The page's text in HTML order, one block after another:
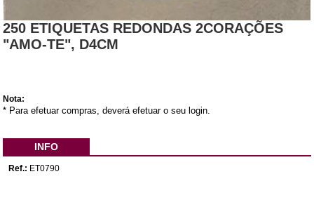
250 ETIQUETAS REDONDAS 2CORAÇÕES
"AMO-TE", D4CM
Nota:
* Para efetuar compras, deverá efetuar o seu login.
INFO
Ref.: ET0790